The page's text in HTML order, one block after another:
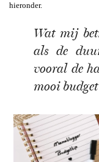
hieronder.
Wat mij
als de
vooral de
mooi